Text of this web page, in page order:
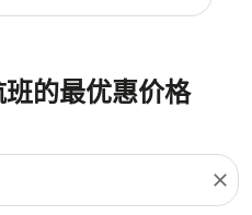
的最优惠价格
close